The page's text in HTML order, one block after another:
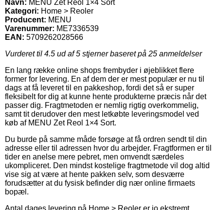
Navn: MENU Zet Reol 1×4 Sort
Kategori: Home > Reoler
Producent: MENU
Varenummer: ME7336539
EAN: 5709262028566
Vurderet til 4.5 ud af 5 stjerner baseret på 25 anmeldelser
En lang række online shops frembyder i øjeblikket flere
former for levering. En af dem der er mest populær er nu til
dags at få leveret til en pakkeshop, fordi det så er super
fleksibelt for dig at kunne hente produkterne præcis når det
passer dig. Fragtmetoden er nemlig rigtig overkommelig,
samt tit derudover den mest letkøbte leveringsmodel ved
køb af MENU Zet Reol 1×4 Sort.
Du burde på samme måde forsøge at få ordren sendt til din
adresse eller til adressen hvor du arbejder. Fragtformen er til
tider en anelse mere pebret, men omvendt særdeles
ukompliceret. Den mindst kostelige fragtmetode vil dog altid
vise sig at være at hente pakken selv, som desværre
forudsætter at du fysisk befinder dig nær online firmaets
bopæl.
Antal dages levering på Home > Reoler er jo ekstremt